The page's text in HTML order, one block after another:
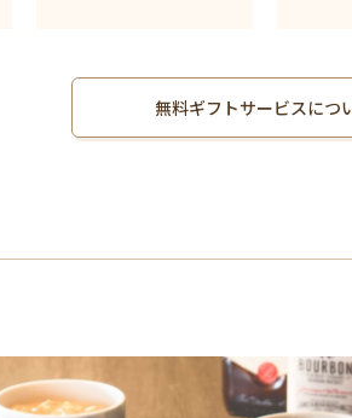
無料ギフトサービスにつ